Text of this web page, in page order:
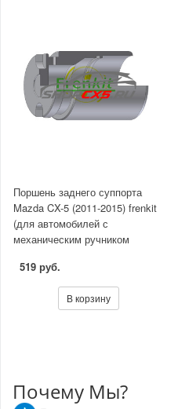
Поршень заднего суппорта
Mazda CX-5 (2011-2015) frenkit
(для автомобилей с
механическим ручником
519 руб.
В корзину
Почему Мы?